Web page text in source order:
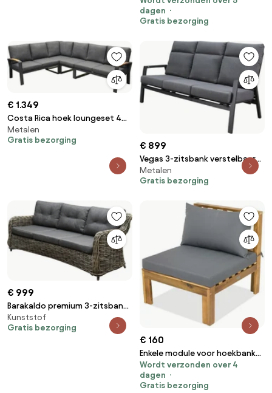
Point bruin
dagen
Gratis bezorging
€ 1.349
Costa Rica hoek loungeset 4
delig aluminium antraciet
Metalen
Gratis bezorging
€ 899
Vegas 3-zitsbank verstelbaar
aluminium antraciet
Metalen
Gratis bezorging
€ 999
Barakaldo premium 3-zitsbank
grijs
Kunststof
Gratis bezorging
€ 160
Enkele module voor hoekbank
Brunei Garden Point acacia
Wordt verzonden over 4
dagen
Gratis bezorging